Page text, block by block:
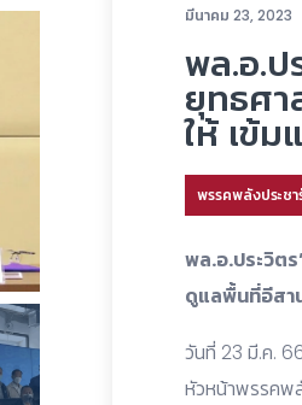
มีนาคม 23, 2023
พล.อ.ป
ยุทธศา
ให้ เข้ม
พรรคพลังประชา
พล.อ.ประวิต
ดูแลพื้นที่อีสา
วันที่ 23 มี.ค.
หัวหน้าพรรคพ